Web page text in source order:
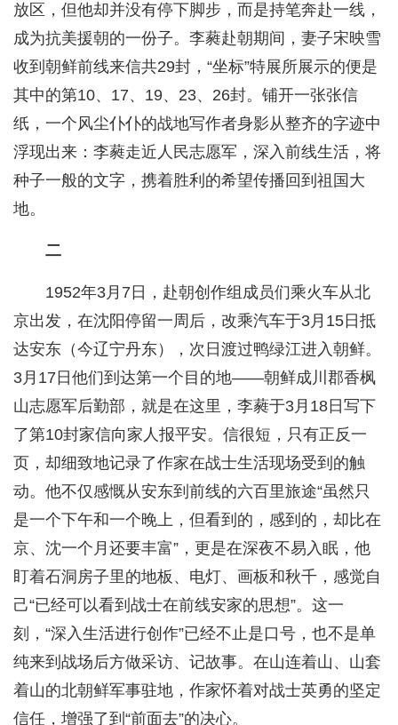
放区，但他却并没有停下脚步，而是持笔奔赴一线，
成为抗美援朝的一份子。李蕤赴朝期间，妻子宋映雪
收到朝鲜前线来信共29封，“坐标”特展所展示的便是
其中的第10、17、19、23、26封。铺开一张张信
纸，一个风尘仆仆的战地写作者身影从整齐的字迹中
浮现出来：李蕤走近人民志愿军，深入前线生活，将
种子一般的文字，携着胜利的希望传播回到祖国大
地。
二
1952年3月7日，赴朝创作组成员们乘火车从北
京出发，在沈阳停留一周后，改乘汽车于3月15日抵
达安东（今辽宁丹东），次日渡过鸭绿江进入朝鲜。
3月17日他们到达第一个目的地——朝鲜成川郡香枫
山志愿军后勤部，就是在这里，李蕤于3月18日写下
了第10封家信向家人报平安。信很短，只有正反一
页，却细致地记录了作家在战士生活现场受到的触
动。他不仅感慨从安东到前线的六百里旅途“虽然只
是一个下午和一个晚上，但看到的，感到的，却比在
京、沈一个月还要丰富”，更是在深夜不易入眠，他
盯着石洞房子里的地板、电灯、画板和秋千，感觉自
己“已经可以看到战士在前线安家的思想”。这一
刻，“深入生活进行创作”已经不止是口号，也不是单
纯来到战场后方做采访、记故事。在山连着山、山套
着山的北朝鲜军事驻地，作家怀着对战士英勇的坚定
信任，增强了到“前面去”的决心。